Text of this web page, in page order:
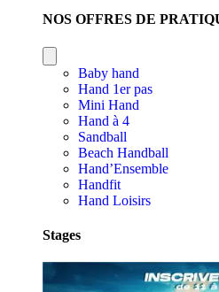
NOS OFFRES DE
Baby hand
Hand 1er pas
Mini Hand
Hand à 4
Sandball
Beach Handball
Hand’Ensemble
Handfit
Hand Loisirs
Stages